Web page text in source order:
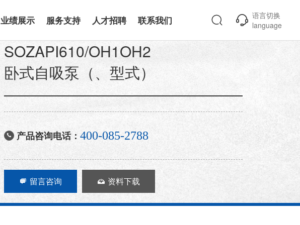
业绩展示 服务支持 人才招聘 联系我们
语言切换
language
当前位置： 首页 - 产品展示 - 悬臂式泵
SOZAPI610/OH1OH2
卧式自吸泵（、型式）
 产品咨询电话： 400-085-2788
 留言咨询  资料下载